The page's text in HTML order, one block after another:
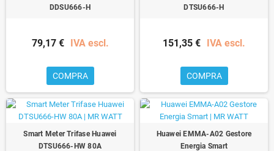
DDSU666-H
79,17 € IVA escl.
COMPRA
DTSU666-H
151,35 € IVA escl.
COMPRA
Smart Meter Trifase Huawei
DTSU666-HW 80A
Huawei EMMA-A02 Gestore
Energia Smart